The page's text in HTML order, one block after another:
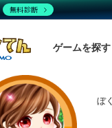
ゲームを探す
ぼ
無料診断